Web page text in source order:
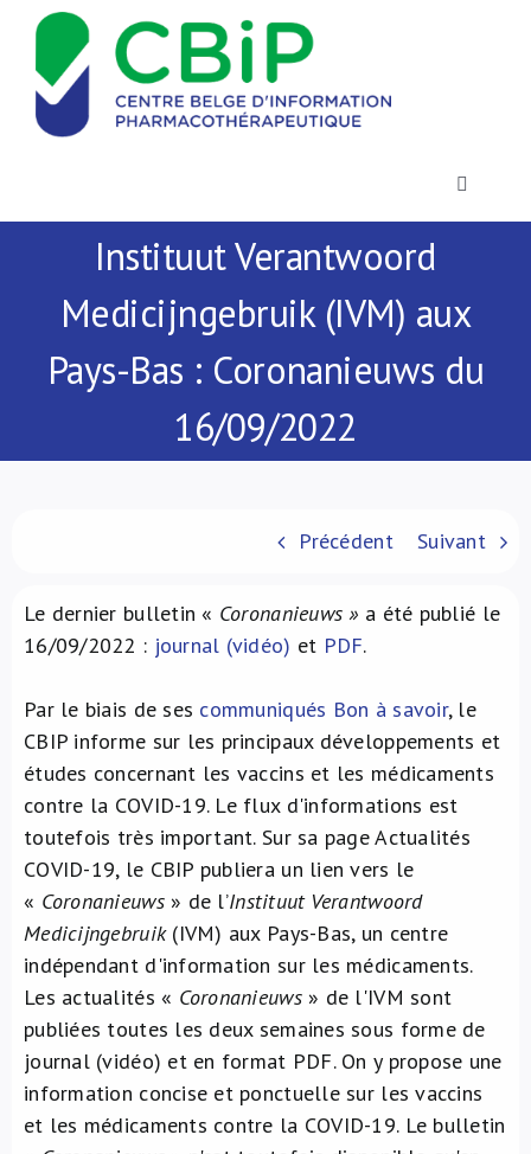
Passer
contenu
Toggle
Actualités
Publications
NL
Instituut Verantwoord
Medicijngebruik (IVM) aux
Pays-Bas : Coronanieuws du
16/09/2022
Précédent Suivant
Le dernier bulletin « Coronanieuws » a été publié le
16/09/2022 : journal (vidéo) et PDF.
Par le biais de ses communiqués Bon à savoir, le
CBIP informe sur les principaux développements et
études concernant les vaccins et les médicaments
contre la COVID-19. Le flux d'informations est
toutefois très important. Sur sa page Actualités
COVID-19, le CBIP publiera un lien vers le
« Coronanieuws» de l’Instituut Verantwoord
Medicijngebruik(IVM) aux Pays-Bas, un centre
indépendant d'information sur les médicaments.
Les actualités « Coronanieuws» de l'IVM sont
publiées toutes les deux semaines sous forme de
journal (vidéo) et en format PDF. On y propose une
information concise et ponctuelle sur les vaccins
et les médicaments contre la COVID-19. Le bulletin